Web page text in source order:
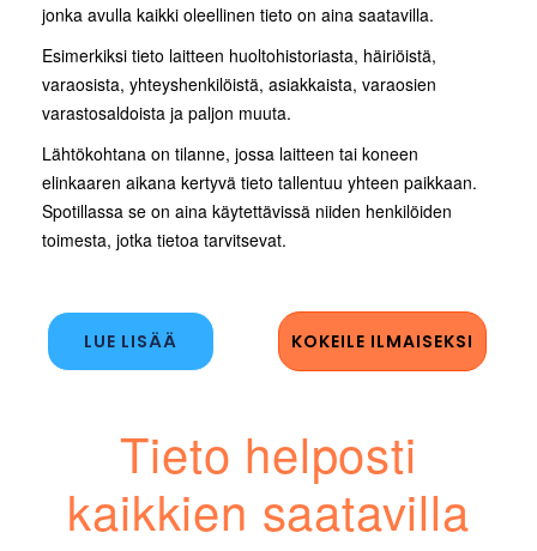
jonka avulla kaikki oleellinen tieto on aina saatavilla.
Esimerkiksi tieto laitteen huoltohistoriasta, häiriöistä,
varaosista, yhteyshenkilöistä, asiakkaista, varaosien
varastosaldoista ja paljon muuta.
Lähtökohtana on tilanne, jossa laitteen tai koneen
elinkaaren aikana kertyvä tieto tallentuu yhteen paikkaan.
Spotillassa se on aina käytettävissä niiden henkilöiden
toimesta, jotka tietoa tarvitsevat.
LUE LISÄÄ KOKEILE ILMAISEKSI
Tieto helposti
kaikkien saatavilla